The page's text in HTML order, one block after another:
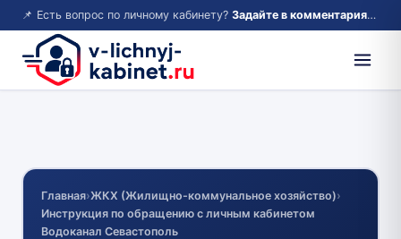
📌 Есть вопрос по личному кабинету? Задайте в комментариях — ответим!
Главная›ЖКХ (Жилищно-коммунальное хозяйство)›
Инструкция по обращению с личным кабинетом
Водоканал Севастополь